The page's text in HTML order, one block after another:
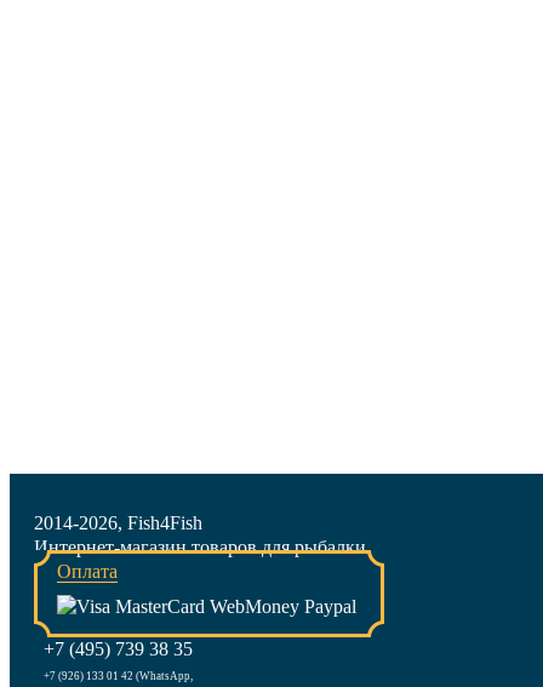
2014-2026, Fish4Fish
Интернет-магазин товаров для рыбалки
Оплата
+7 (495) 739 38 35
+7 (926) 133 01 42 (WhatsApp,